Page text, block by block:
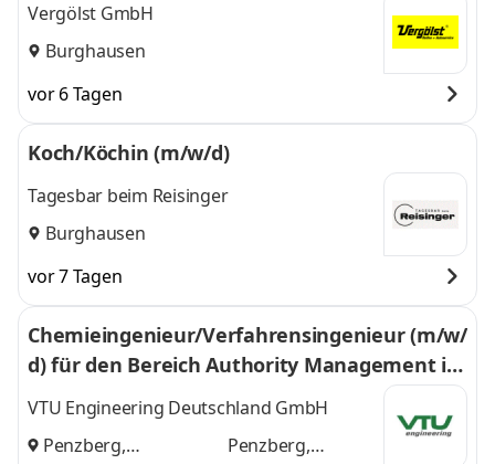
Vergölst GmbH
Burghausen
vor 6 Tagen
Koch/Köchin (m/w/d)
Tagesbar beim Reisinger
Burghausen
vor 7 Tagen
Chemieingenieur/Verfahrensingenieur (m/w/
d) für den Bereich Authority Management in
der Abteilung Process Safety (PS)
VTU Engineering Deutschland GmbH
Penzberg,
Penzberg,